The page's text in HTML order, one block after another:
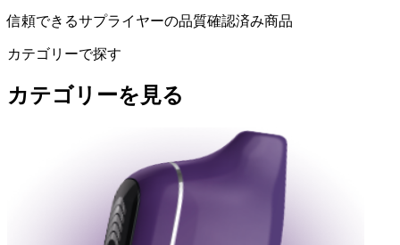
信頼できるサプライヤーの品質確認済み商品
カテゴリーで探す
カテゴリーを見る